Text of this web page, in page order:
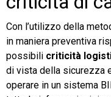
Con l’utilizzo della
in maniera preventiva
possibili criticità
di vista della sicurezza
operare in un sistema